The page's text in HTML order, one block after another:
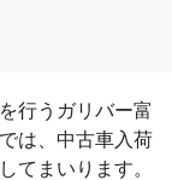
行う ガリバー富
は、中古車入荷
てまいります。